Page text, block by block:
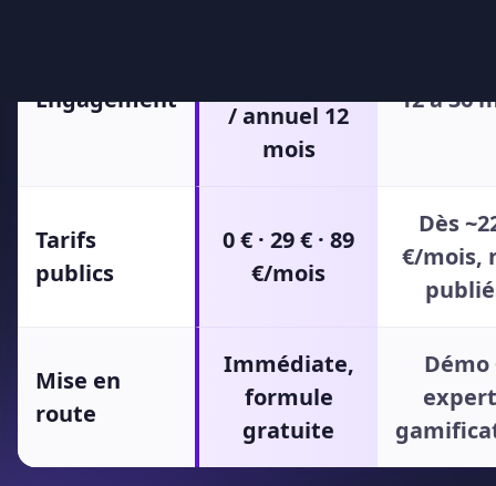
concours à roue principalement, pas de
machine à sous, dés magiques, cartes mystère
Pas de garantie ROI formalisée.
Pas de système de progression par niveaux ni
d'animation saisonnière aussi poussée.
Références plus locales que les enseignes
nationales mises en avant par Kadow Club,
Tarifs :
Free: 1 QR Code dynamique, 50 scans/mois,